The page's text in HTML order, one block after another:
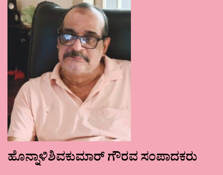
ಹೊನ್ನಾಳಿಶಿವಕುಮಾರ್ ಗೌರವ ಸಂಪಾದಕರು